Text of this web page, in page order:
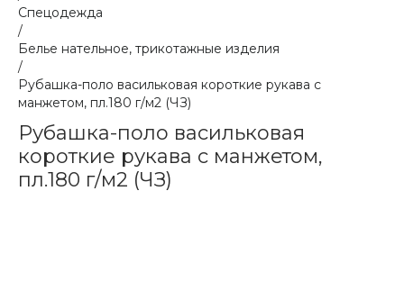
Спецодежда
/
Белье нательное, трикотажные изделия
/
Рубашка-поло васильковая короткие рукава с
манжетом, пл.180 г/м2 (ЧЗ)
Рубашка-поло васильковая
короткие рукава с манжетом,
пл.180 г/м2 (ЧЗ)